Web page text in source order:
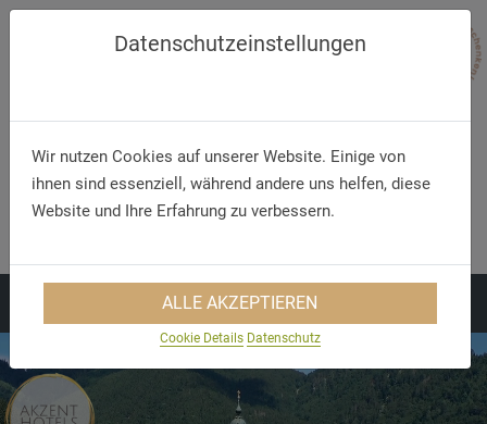
Telefon/WhatsApp
Datenschutzeinstellungen
Wir nutzen Cookies auf unserer Website. Einige von
ihnen sind essenziell, während andere uns helfen, diese
Website und Ihre Erfahrung zu verbessern.
ALLE AKZEPTIEREN
Cookie Details Datenschutz